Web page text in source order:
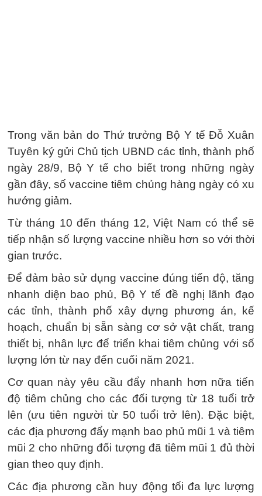
Trong văn bản do Thứ trưởng Bộ Y tế Đỗ Xuân
Tuyên ký gửi Chủ tịch UBND các tỉnh, thành phố
ngày 28/9, Bộ Y tế cho biết trong những ngày
gần đây, số vaccine tiêm chủng hàng ngày có xu
hướng giảm.
Từ tháng 10 đến tháng 12, Việt Nam có thể sẽ
tiếp nhận số lượng vaccine nhiều hơn so với thời
gian trước.
Để đảm bảo sử dụng vaccine đúng tiến độ, tăng
nhanh diện bao phủ, Bộ Y tế đề nghị lãnh đạo
các tỉnh, thành phố xây dựng phương án, kế
hoạch, chuẩn bị sẵn sàng cơ sở vật chất, trang
thiết bị, nhân lực để triển khai tiêm chủng với số
lượng lớn từ nay đến cuối năm 2021.
Cơ quan này yêu cầu đẩy nhanh hơn nữa tiến
độ tiêm chủng cho các đối tượng từ 18 tuổi trở
lên (ưu tiên người từ 50 tuổi trở lên). Đặc biệt,
các địa phương đẩy mạnh bao phủ mũi 1 và tiêm
mũi 2 cho những đối tượng đã tiêm mũi 1 đủ thời
gian theo quy định.
Các địa phương cần huy động tối đa lực lượng